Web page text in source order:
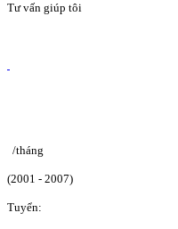
Tư vấn giúp tôi
/tháng
(2001 - 2007)
Tuyển: